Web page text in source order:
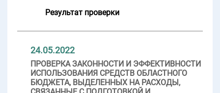
Результат проверки
24.05.2022
ПРОВЕРКА ЗАКОННОСТИ И ЭФФЕКТИВНОСТИ
ИСПОЛЬЗОВАНИЯ СРЕДСТВ ОБЛАСТНОГО
БЮДЖЕТА, ВЫДЕЛЕННЫХ НА РАСХОДЫ,